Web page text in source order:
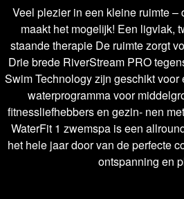
Veel plezier in een kleine ruimte –
maakt het mogelijk! Een ligvlak,
staande therapie De ruimte zorgt
Drie brede RiverStream PRO
Swim Technology zijn geschikt
waterprogramma voor
fitnessliefhebbers en gezin- nen
WaterFit 1 zwemspa is een
het hele jaar door van de perfecte
ontspanning en